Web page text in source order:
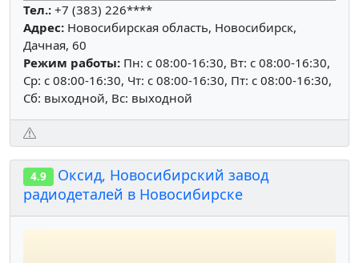
Тел.: +7 (383) 226****
Адрес: Новосибирская область, Новосибирск,
Дачная, 60
Режим работы: Пн: c 08:00-16:30, Вт: c 08:00-16:30,
Ср: c 08:00-16:30, Чт: c 08:00-16:30, Пт: c 08:00-16:30,
Сб: выходной, Вс: выходной
4.9
Оксид, Новосибирский завод
радиодеталей в Новосибирске